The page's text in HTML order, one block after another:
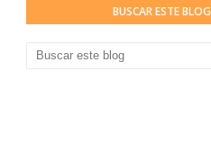
BUSCAR ESTE BLOG